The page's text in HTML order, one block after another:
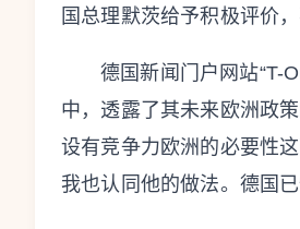
国总理默茨给予积极评价
德国新闻门户网站“T-
中，透露了其未来欧洲政
设有竞争力欧洲的必要性
我也认同他的做法。德国